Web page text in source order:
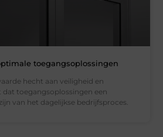
toegangsoplossingen
hecht aan veiligheid en
toegangsoplossingen een
van het dagelijkse bedrijfsproces.